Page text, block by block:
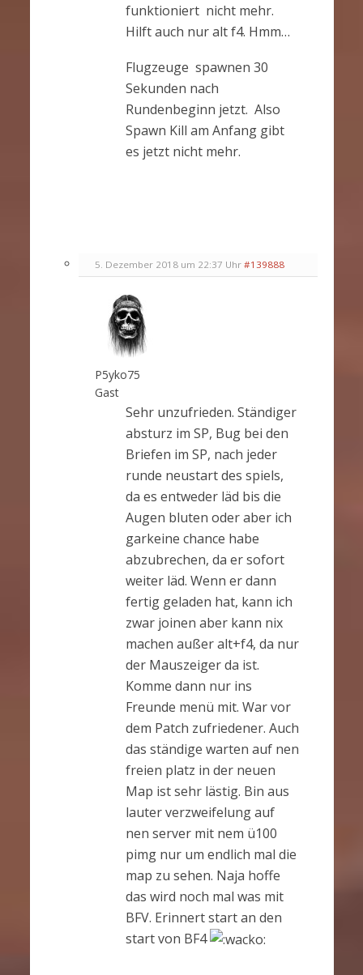
funktioniert nicht mehr.
Hilft auch nur alt f4. Hmm…
Flugzeuge spawnen 30
Sekunden nach
Rundenbeginn jetzt. Also
Spawn Kill am Anfang gibt
es jetzt nicht mehr.
5. Dezember 2018 um 22:37 Uhr #139888
P5yko75
Gast
Sehr unzufrieden. Ständiger
absturz im SP, Bug bei den
Briefen im SP, nach jeder
runde neustart des spiels,
da es entweder läd bis die
Augen bluten oder aber ich
garkeine chance habe
abzubrechen, da er sofort
weiter läd. Wenn er dann
fertig geladen hat, kann ich
zwar joinen aber kann nix
machen außer alt+f4, da nur
der Mauszeiger da ist.
Komme dann nur ins
Freunde menü mit. War vor
dem Patch zufriedener. Auch
das ständige warten auf nen
freien platz in der neuen
Map ist sehr lästig. Bin aus
lauter verzweifelung auf
nen server mit nem ü100
pimg nur um endlich mal die
map zu sehen. Naja hoffe
das wird noch mal was mit
BFV. Erinnert start an den
start von BF4